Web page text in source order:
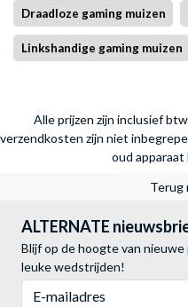
Draadloze gaming muizen
Linkshandige gaming muizen
Alle prijzen zijn inclusief
verzendkosten zijn niet
oud apparaat
Terug
ALTERNATE
Blijf op de hoogte van
leuke wedstrijden!